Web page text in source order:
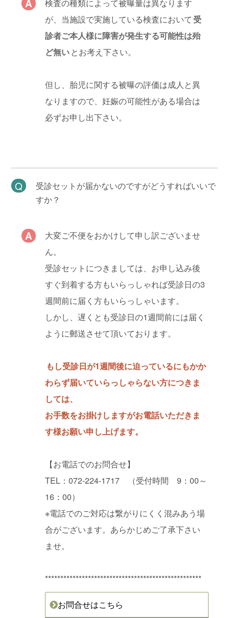
検査の種類によって被曝量は異なります
が、当施設で実施している検査において 受
診者ご本人様に障害が発生する可能性は殆
ど無いとお考え下さい。
但し、胎児に関する被曝の評価は成人と異
なりますので、妊娠の可能性がある場合は
必ずお申し出下さい。
受診セットが届かないのですがどうすればいいで
すか？
大変ご不便をおかけして申し訳ございませ
ん。
受診セットにつきましては、お申し込み後
すぐ到着する方もいらっしゃれば受診日の3
週間前に届く方もいらっしゃいます。
しかし、遅くとも受診日の1週間前には届く
ように郵送させて頂いております。
もし受診日が1週間後に迫っているにもかか
わらず届いていらっしゃらない方につきま
しては、
お手数をお掛けしますがお電話いただきま
す様お願い申し上げます。
【お電話でのお問合せ】
TEL：072-224-1717 （受付時間 9：00～
16：00）
※電話でのご対応は繋がりにくく混みあう場
合がございます。あらかじめご了承下さい
ませ。
***************************************************
お問合せはこちら